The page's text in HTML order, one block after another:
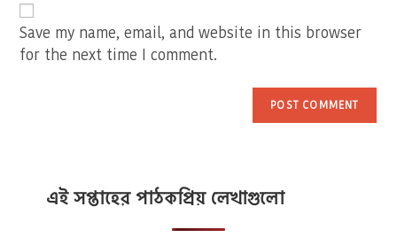
URL
(optional)
Save my name, email, and website in this browser
for the next time I comment.
এই সপ্তাহের পাঠকপ্রিয় লেখাগুলো